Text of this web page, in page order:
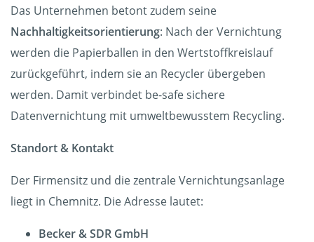
Das Unternehmen betont zudem seine
Nachhaltigkeitsorientierung: Nach der Vernichtung
werden die Papierballen in den Wertstoffkreislauf
zurückgeführt, indem sie an Recycler übergeben
werden. Damit verbindet be-safe sichere
Datenvernichtung mit umweltbewusstem Recycling.
Standort & Kontakt
Der Firmensitz und die zentrale Vernichtungsanlage
liegt in Chemnitz. Die Adresse lautet:
Becker & SDR GmbH